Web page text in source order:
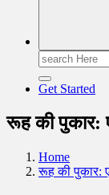
Search
for:
Get Started
रूह की
Home
रूह की पुकार: